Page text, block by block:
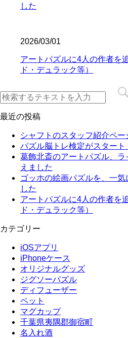
した
2026/03/01
アートパズルに4人の作者を
ド・デュラック等）
最近の投稿
シャフトのスタッフ紹介ペ
パズル脳トレ検定がスタート
葛飾北斎のアートパズル、
えました
ゴッホの絵画パズルを、一
した
アートパズルに4人の作者を
ド・デュラック等）
カテゴリー
iOSアプリ
iPhoneケース
オリジナルグッズ
ジグソーパズル
ディフューザー
ペット
マグカップ
千葉県夷隅郡御宿町
名入れ酒